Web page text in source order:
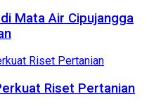
Mata Air Cipujangga
Riset Pertanian